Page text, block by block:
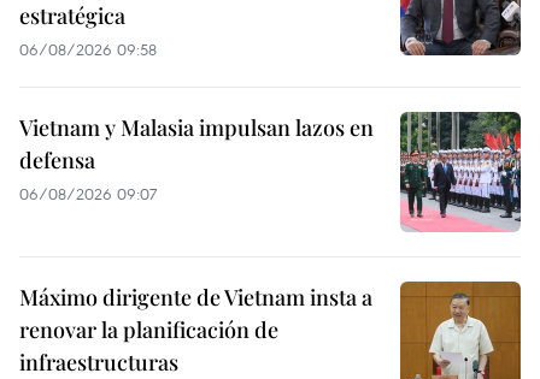
estratégica
06/08/2026 09:58
Vietnam y Malasia impulsan lazos en
defensa
06/08/2026 09:07
Máximo dirigente de Vietnam insta a
renovar la planificación de
infraestructuras